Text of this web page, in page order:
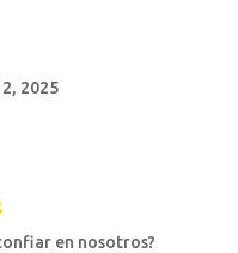
2025
en nosotros?